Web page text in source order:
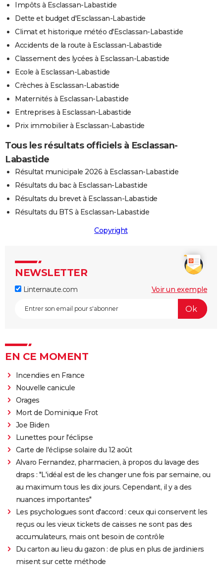
Impôts à Esclassan-Labastide
Dette et budget d'Esclassan-Labastide
Climat et historique météo d'Esclassan-Labastide
Accidents de la route à Esclassan-Labastide
Classement des lycées à Esclassan-Labastide
Ecole à Esclassan-Labastide
Crèches à Esclassan-Labastide
Maternités à Esclassan-Labastide
Entreprises à Esclassan-Labastide
Prix immobilier à Esclassan-Labastide
Tous les résultats officiels à Esclassan-
Labastide
Résultat municipale 2026 à Esclassan-Labastide
Résultats du bac à Esclassan-Labastide
Résultats du brevet à Esclassan-Labastide
Résultats du BTS à Esclassan-Labastide
Copyright
NEWSLETTER
Linternaute.com Voir un exemple
EN CE MOMENT
Incendies en France
Nouvelle canicule
Orages
Mort de Dominique Frot
Joe Biden
Lunettes pour l'éclipse
Carte de l'éclipse solaire du 12 août
Alvaro Fernandez, pharmacien, à propos du lavage des
draps : "L'idéal est de les changer une fois par semaine, ou
au maximum tous les dix jours. Cependant, il y a des
nuances importantes"
Les psychologues sont d'accord : ceux qui conservent les
reçus ou les vieux tickets de caisses ne sont pas des
accumulateurs, mais ont besoin de contrôle
Du carton au lieu du gazon : de plus en plus de jardiniers
misent sur cette méthode